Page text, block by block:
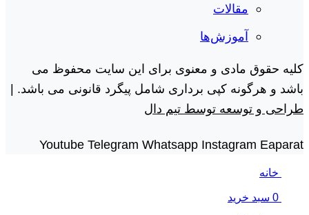
مقالات
آموزش‌ها
کلیه حقوق مادی و معنوی برای این سایت محفوظ می
باشد و هرگونه کپی برداری شامل پیگرد قانونی می باشد. |
طراحی و توسعه توسط تیم دال
Youtube Telegram Whatsapp Instagram Eaparat
خانه
0 سبد خرید